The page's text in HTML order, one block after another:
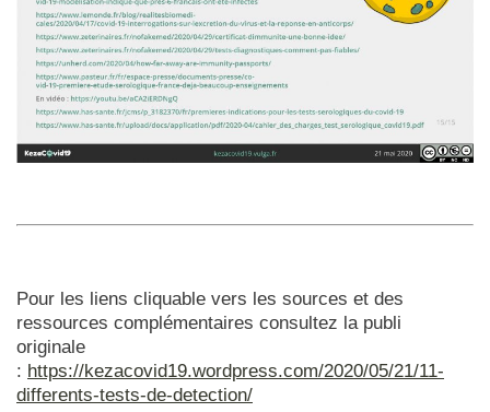
Pour les liens cliquable vers les sources et des
ressources complémentaires consultez la publi
originale
: https://kezacovid19.wordpress.com/2020/05/21/11-
differents-tests-de-detection/